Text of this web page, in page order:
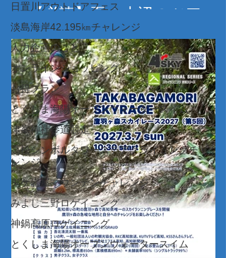
日置川アウトドアフェス
淡島海岸42.195㎞チャレンジ
人力企画のこと
オンラインショッピング
お得プラン
とくしま海陽オープンウォータースイム
津峯神社参道競走
高松シンボルタワーステアクライミングチャ
レンジ
鬼ケ岩屋マウンテンチャレンジ
みよし三野ロゲイニング
神鍋高原ロゲイニング
とくしま海陽オープンウォータースイム
【必読】夏の水辺のツアー
（カヤック・SUP・ビーチ
マット漂流、コーステアリ
ング、その他ツアー）につ
いて＋お得なキャンペーン